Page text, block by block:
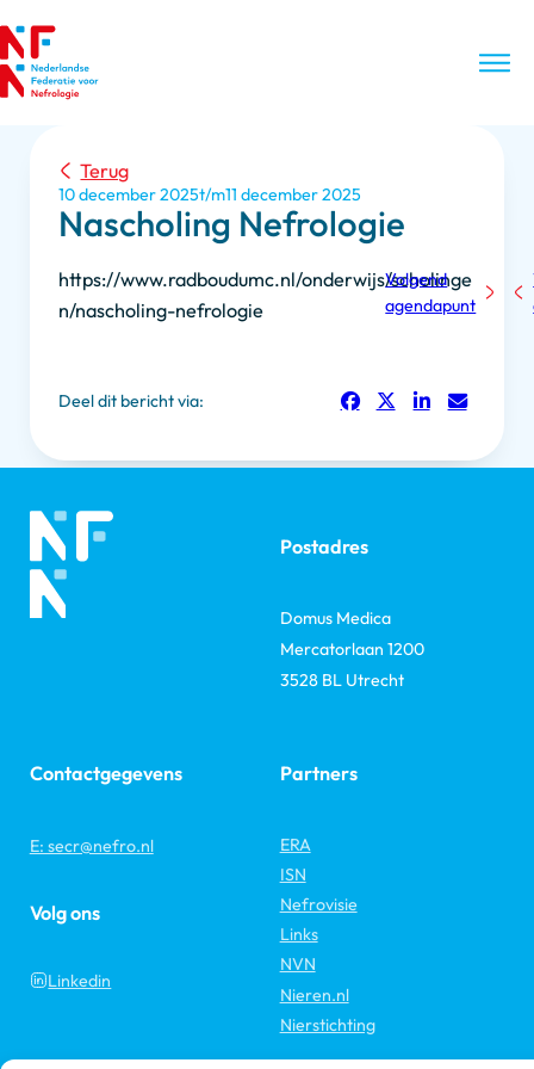
Terug
10 december 2025 11 december 2025
Nascholing Nefrologie
https://www.radboudumc.nl/onderwijs/scholinge
n/nascholing-nefrologie
Deel dit bericht via:
Volgend
agendapunt
Postadres
Domus Medica
Mercatorlaan 1200
3528 BL Utrecht
Contactgegevens
E: secr@nefro.nl
Volg ons
Linkedin
Partners
ERA
ISN
Nefrovisie
Links
NVN
Nieren.nl
Nierstichting